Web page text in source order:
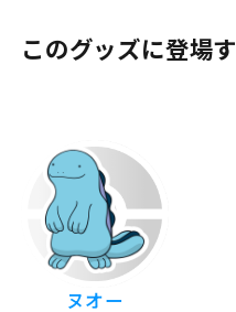
このグッズに登場
ヌオー